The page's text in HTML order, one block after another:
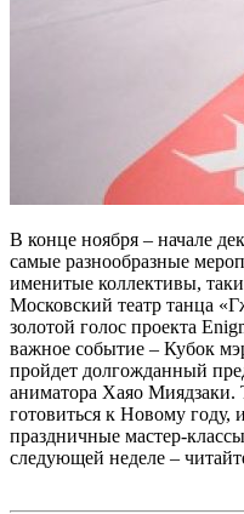
В конце ноября – начале
самые разнообразные
именитые коллективы,
Московский театр танца
золотой голос проекта
важное событие – Кубок
пройдет долгожданный
аниматора Хаяо Миядзаки.
готовиться к Новому
праздничные мастер-
следующей неделе –